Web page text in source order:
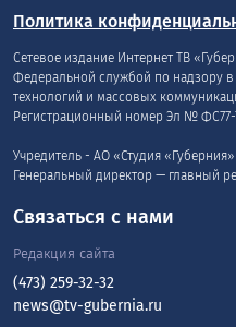
Политика
Сетевое издание Интернет ТВ
Федеральной службой по надзору
технологий и массовых
Регистрационный номер Эл № ФС77-
Учредитель - АО «Студия «Губерния»
Генеральный директор — главный
Связаться с нами
Редакция сайта
(473) 259-32-32
news@tv-gubernia.ru